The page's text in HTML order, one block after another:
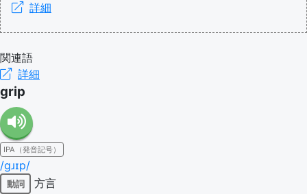
詳細
関連語
詳細
grip
IPA（発音記号）
/ɡɹɪp/
動詞
方言